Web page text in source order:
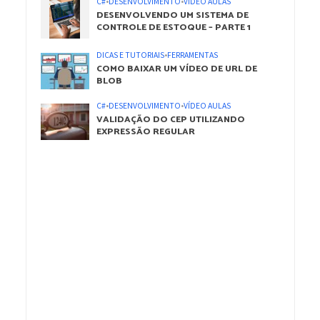
DESENVOLVENDO UM SISTEMA DE
CONTROLE DE ESTOQUE – PARTE 1
DICAS E TUTORIAIS•FERRAMENTAS
COMO BAIXAR UM VÍDEO DE URL DE
BLOB
C#•DESENVOLVIMENTO•VÍDEO AULAS
VALIDAÇÃO DO CEP UTILIZANDO
EXPRESSÃO REGULAR